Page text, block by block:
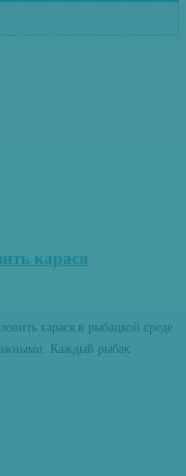
карася
карася в рыбацкой среде
Каждый рыбак